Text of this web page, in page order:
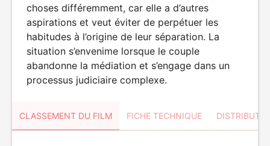
choses différemment, car elle a d’autres
aspirations et veut éviter de perpétuer les
habitudes à l’origine de leur séparation. La
situation s’envenime lorsque le couple
abandonne la médiation et s’engage dans un
processus judiciaire complexe.
CLASSEMENT DU FILM FICHE TECHNIQUE